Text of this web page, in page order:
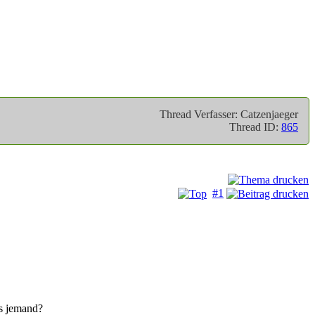
Thread Verfasser: Catzenjaeger
Thread ID: 865
#1
jemand?